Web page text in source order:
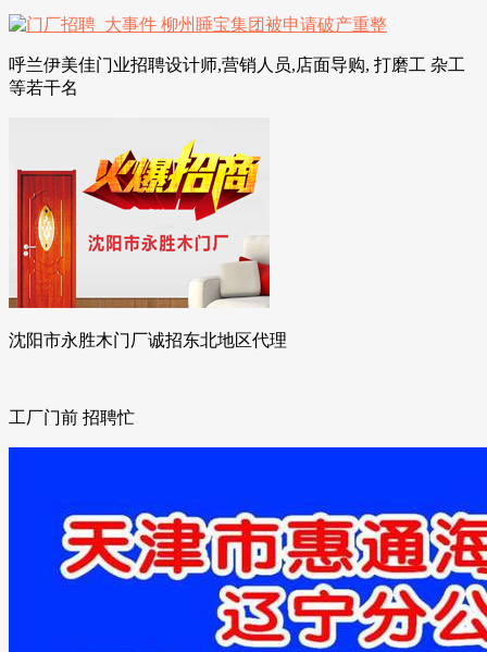
呼兰伊美佳门业招聘设计师,营销人员,店面导购, 打磨工 杂工
等若干名
沈阳市永胜木门厂诚招东北地区代理
工厂门前 招聘忙